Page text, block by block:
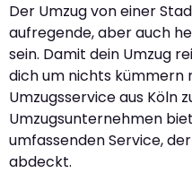
Der Umzug von einer
aufregende, aber auch
sein. Damit dein Umzug
dich um nichts kümmern
Umzugsservice aus Köln
Umzugsunternehmen
umfassenden Service,
abdeckt.